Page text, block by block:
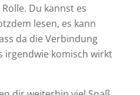
Du kannst es
lesen, es kann
da die Verbindung
irgendwie komisch wirkt